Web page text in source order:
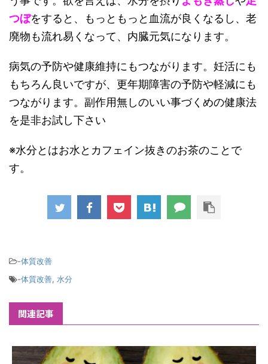
つぼをすると、もっともっと血流が良くなるし、老
廃物も流れ易くなって、内臓元気になります。
病気の予防や健康維持にもつながります。妊活にも
もちろん良いですが、更年期障害の予防や軽減にも
つながります。副作用無しのいい事づくめの健康法
を是非お試し下さい
※水分とはお水とカフェイン抜きのお茶のことで
す。
-体質改善
-体質改善, 水分
関連記事